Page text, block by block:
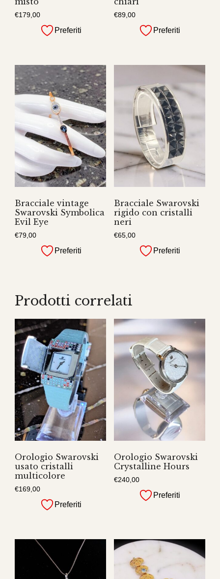
€179,00
Preferiti
€89,00
Preferiti
Bracciale vintage
Swarovski Symbolica
Evil Eye
€79,00
Preferiti
Bracciale Swarovski
rigido con cristalli
neri
€65,00
Preferiti
Prodotti correlati
Orologio Swarovski
usato cristalli
multicolore
€169,00
Preferiti
Orologio Swarovski
Crystalline Hours
€240,00
Preferiti